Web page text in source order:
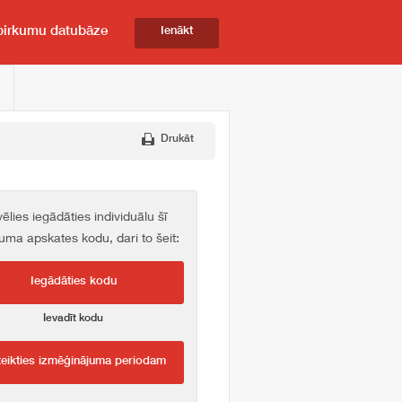
datubāze Ienākt
Drukāt
iegādāties individuālu šī
apskates kodu, dari to šeit:
Iegādāties kodu
Ievadīt kodu
izmēģinājuma periodam